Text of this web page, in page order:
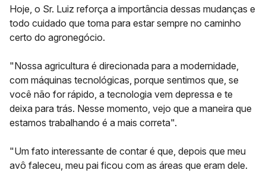
Hoje, o Sr. Luiz reforça a importância dessas mudanças e
todo cuidado que toma para estar sempre no caminho
certo do agronegócio.
"Nossa agricultura é direcionada para a modernidade,
com máquinas tecnológicas, porque sentimos que, se
você não for rápido, a tecnologia vem depressa e te
deixa para trás. Nesse momento, vejo que a maneira que
estamos trabalhando é a mais correta".
"Um fato interessante de contar é que, depois que meu
avô faleceu, meu pai ficou com as áreas que eram dele.